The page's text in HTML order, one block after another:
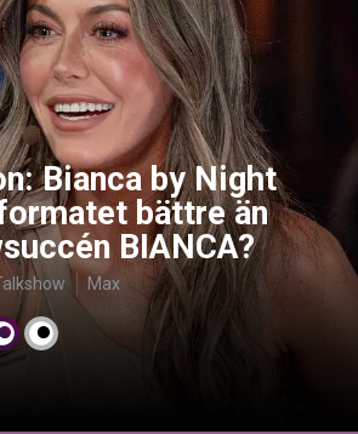
Bianca by Night
bättre än
BIANCA?
Max